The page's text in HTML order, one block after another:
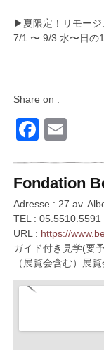
▶︎夏限定！リモージ
7/1 〜 9/3 水〜日の
Share on :
Fondation
Adresse : 27 av.
TEL : 05.5510.5591
URL : https://
ガイド付き見学(要
（展覧会含む）展